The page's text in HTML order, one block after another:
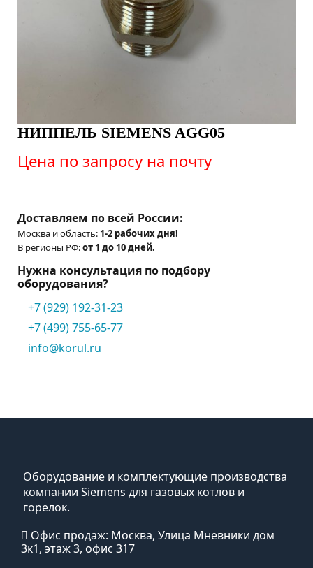
НИППЕЛЬ SIEMENS AGG05
Цена по запросу на почту
Доставляем по всей России:
Москва и область: 1-2 рабочих дня!
В регионы РФ:от 1 до 10 дней.
Нужна консультация по подбору
оборудования?
+7 (929) 192-31-23
+7 (499) 755-65-77
info@korul.ru
Оборудование и комплектующие производства
компании Siemens для газовых котлов и
горелок.
Офис продаж: Москва, Улица Мневники дом
3к1, этаж 3, офис 317